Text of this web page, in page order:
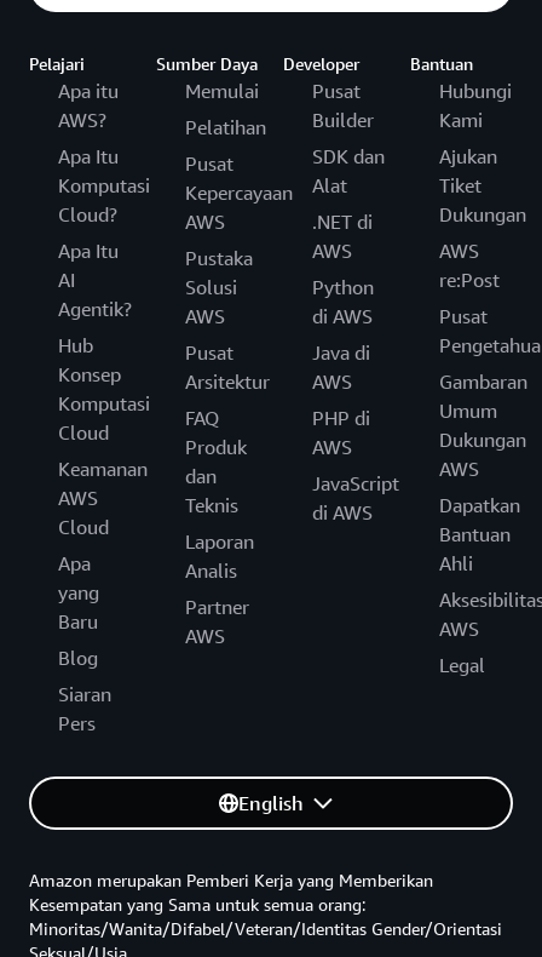
Pelajari
Apa itu
AWS?
Apa Itu
Komputasi
Cloud?
Apa Itu
AI
Agentik?
Hub
Konsep
Komputasi
Cloud
Keamanan
AWS
Cloud
Apa
yang
Baru
Blog
Siaran
Pers
Sumber Daya
Memulai
Pelatihan
Pusat
Kepercayaan
AWS
Pustaka
Solusi
AWS
Pusat
Arsitektur
FAQ
Produk
dan
Teknis
Laporan
Analis
Partner
AWS
Developer
Pusat
Builder
SDK dan
Alat
.NET di
AWS
Python
di AWS
Java di
AWS
PHP di
AWS
JavaScript
di AWS
Bantuan
Hubungi
Kami
Ajukan
Tiket
Dukungan
AWS
re:Post
Pusat
Gambaran
Umum
Dukungan
AWS
Dapatkan
Bantuan
Ahli
AWS
Legal
English
Amazon merupakan Pemberi Kerja yang Memberikan
Kesempatan yang Sama untuk semua orang:
Minoritas/Wanita/Difabel/Veteran/Identitas Gender/Orientasi